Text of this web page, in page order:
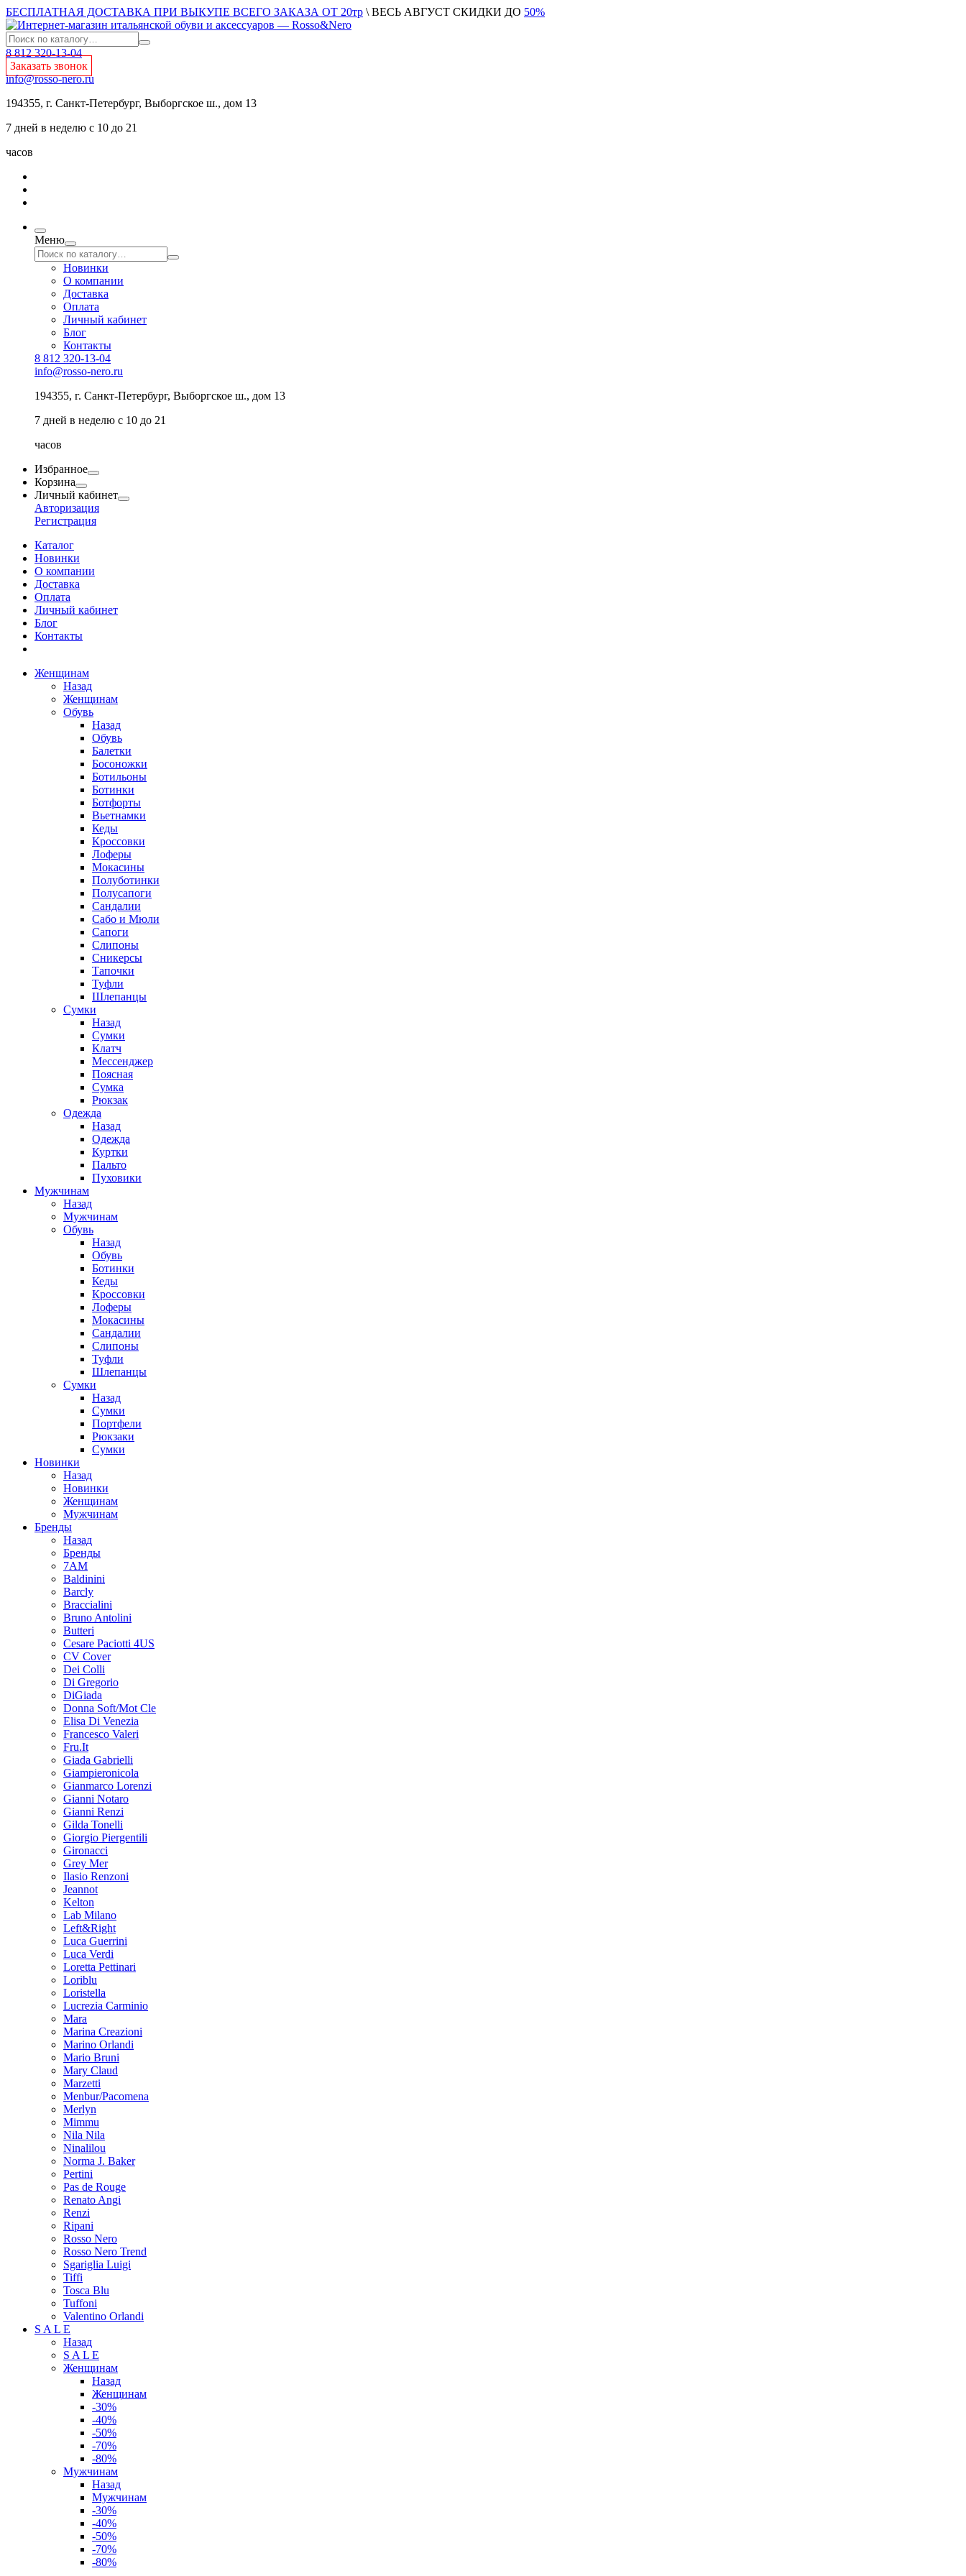
БЕСПЛАТНАЯ ДОСТАВКА ПРИ ВЫКУПЕ ВСЕГО ЗАКАЗА ОТ 20тр \ ВЕСЬ АВГУСТ СКИДКИ ДО 50%
8 812 320-13-04
Заказать звонок
info@rosso-nero.ru
194355, г. Санкт-Петербург, Выборгское ш., дом 13
7 дней в неделю с 10 до 21
часов
Меню
Новинки
О компании
Доставка
Оплата
Личный кабинет
Блог
Контакты
8 812 320-13-04
info@rosso-nero.ru
194355, г. Санкт-Петербург, Выборгское ш., дом 13
7 дней в неделю с 10 до 21
часов
Избранное
Корзина
Личный кабинет
Авторизация
Регистрация
Каталог
Новинки
О компании
Доставка
Оплата
Личный кабинет
Блог
Контакты
Женщинам
Назад
Женщинам
Обувь
Назад
Обувь
Балетки
Босоножки
Ботильоны
Ботинки
Ботфорты
Вьетнамки
Кеды
Кроссовки
Лоферы
Мокасины
Полуботинки
Полусапоги
Сандалии
Сабо и Мюли
Сапоги
Слипоны
Сникерсы
Тапочки
Туфли
Шлепанцы
Cумки
Назад
Cумки
Клатч
Мессенджер
Поясная
Сумка
Рюкзак
Одежда
Назад
Одежда
Куртки
Пальто
Пуховики
Мужчинам
Назад
Мужчинам
Обувь
Назад
Обувь
Ботинки
Кеды
Кроссовки
Лоферы
Мокасины
Сандалии
Слипоны
Туфли
Шлепанцы
Сумки
Назад
Сумки
Портфели
Рюкзаки
Сумки
Новинки
Назад
Новинки
Женщинам
Мужчинам
Бренды
Назад
Бренды
7AM
Baldinini
Barcly
Braccialini
Bruno Antolini
Butteri
Cesare Paciotti 4US
CV Cover
Dei Colli
Di Gregorio
DiGiada
Donna Soft/Mot Cle
Elisa Di Venezia
Francesco Valeri
Fru.It
Giada Gabrielli
Giampieronicola
Gianmarco Lorenzi
Gianni Notaro
Gianni Renzi
Gilda Tonelli
Giorgio Piergentili
Gironacci
Grey Mer
Ilasio Renzoni
Jeannot
Kelton
Lab Milano
Left&Right
Luca Guerrini
Luca Verdi
Loretta Pettinari
Loriblu
Loristella
Lucrezia Carminio
Mara
Marina Creazioni
Marino Orlandi
Mario Bruni
Mary Claud
Marzetti
Menbur/Pacomena
Merlyn
Mimmu
Nila Nila
Ninalilou
Norma J. Baker
Pertini
Pas de Rouge
Renato Angi
Renzi
Ripani
Rosso Nero
Rosso Nero Trend
Sgariglia Luigi
Tiffi
Tosca Blu
Tuffoni
Valentino Orlandi
S A L E
Назад
S A L E
Женщинам
Назад
Женщинам
-30%
-40%
-50%
-70%
-80%
Мужчинам
Назад
Мужчинам
-30%
-40%
-50%
-70%
-80%